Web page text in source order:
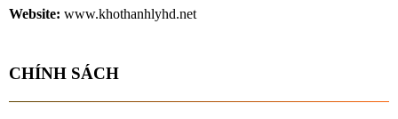
Website: www.khothanhlyhd.net
CHÍNH SÁCH